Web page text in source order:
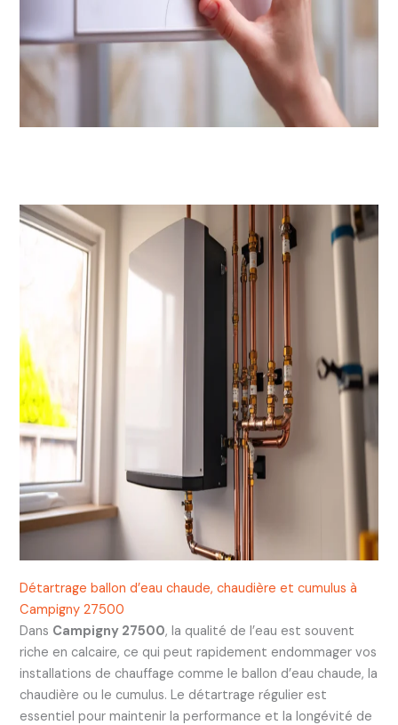
Détartrage ballon d’eau chaude, chaudière et cumulus à
Campigny 27500
Dans Campigny 27500, la qualité de l’eau est souvent
riche en calcaire, ce qui peut rapidement endommager vos
installations de chauffage comme le ballon d’eau chaude, la
chaudière ou le cumulus. Le détartrage régulier est
essentiel pour maintenir la performance et la longévité de